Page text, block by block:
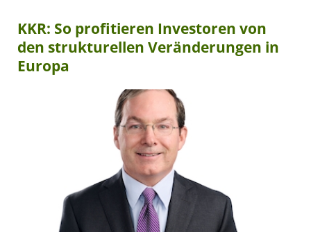
KKR: So profitieren Investoren von
den strukturellen Veränderungen in
Europa